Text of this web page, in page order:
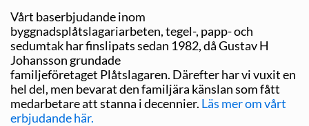
Vårt baserbjudande inom
byggnadsplåtslagariarbeten, tegel-, papp- och
sedumtak har finslipats sedan 1982, då Gustav H
Johansson grundade
familjeföretaget Plåtslagaren. Därefter har vi vuxit en
hel del, men bevarat den familjära känslan som fått
medarbetare att stanna i decennier. Läs mer om vårt
erbjudande här.